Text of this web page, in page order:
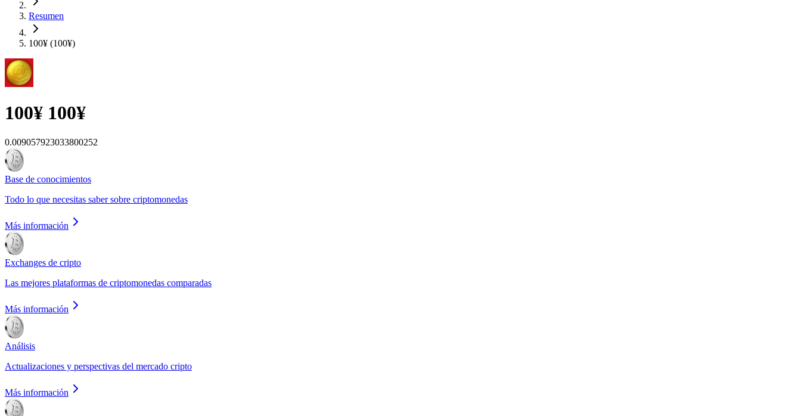
Resumen
100¥ (100¥)
100¥ 100¥
0.009057923033800252
Base de conocimientos
Todo lo que necesitas saber sobre criptomonedas
Más información
Exchanges de cripto
Las mejores plataformas de criptomonedas comparadas
Más información
Análisis
Actualizaciones y perspectivas del mercado cripto
Más información